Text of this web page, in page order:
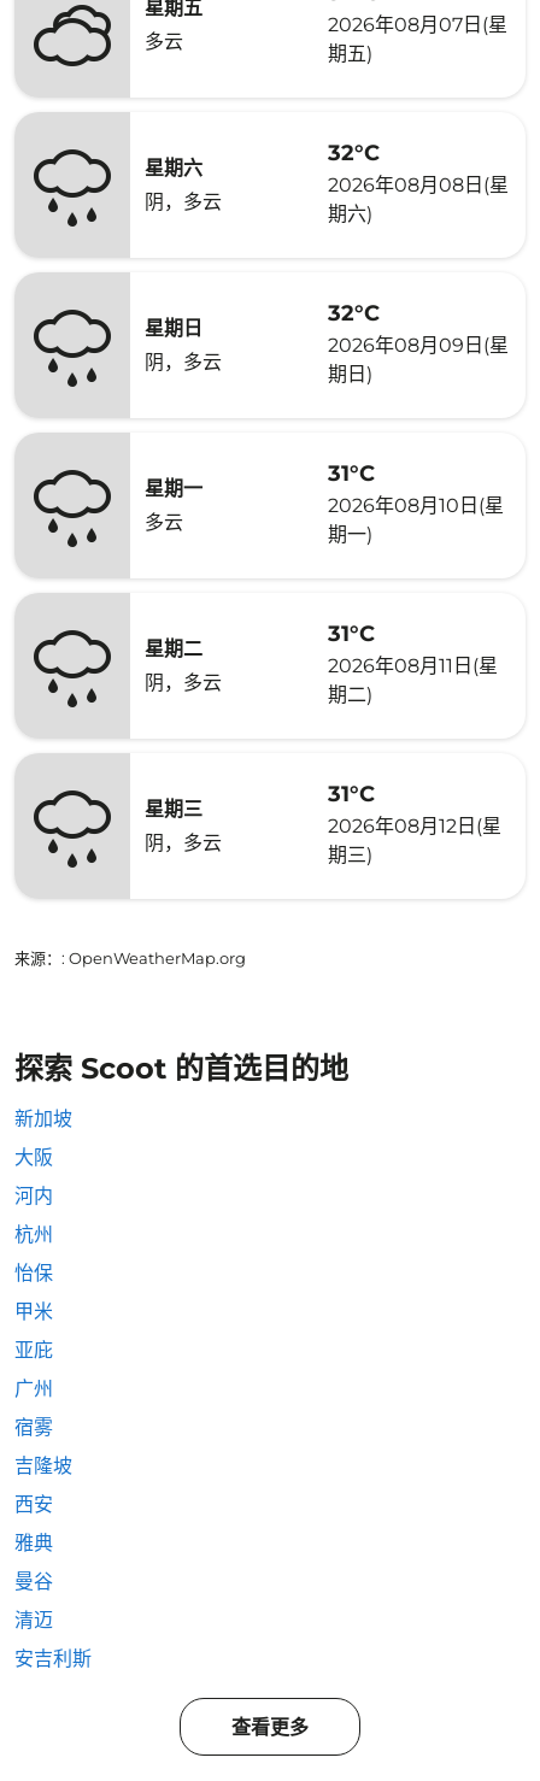
星期五
多云
2026年08月07日(星
期五)
星期六
阴，多云
32°C
2026年08月08日(星
期六)
星期日
阴，多云
32°C
2026年08月09日(星
期日)
星期一
多云
31°C
2026年08月10日(星
期一)
星期二
阴，多云
31°C
2026年08月11日(星
期二)
星期三
阴，多云
31°C
2026年08月12日(星
期三)
来源： : OpenWeatherMap.org
探索 Scoot 的首选目的地
新加坡
大阪
河内
杭州
怡保
甲米
亚庇
广州
宿雾
吉隆坡
西安
雅典
曼谷
清迈
安吉利斯
查看更多